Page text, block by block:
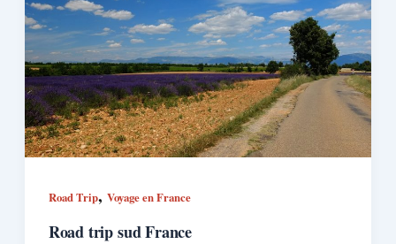
Road Trip, Voyage en France
Road trip sud France